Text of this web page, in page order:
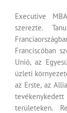
Executive
szerezte.
Franciscóban
Unió, az
üzleti
az Erste, az
területeken.